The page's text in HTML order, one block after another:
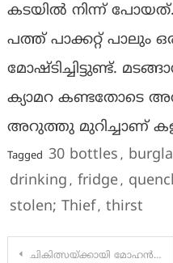
കടയിൽ നിന്ന് പോയത്.
പത്ത് പാക്കറ്റ് പാലും
മോഷ്ടിച്ചിട്ടുണ്ട്.
ക്യാമറ കണ്ടതോടെ
അറുത്തു മുറിച്ചാണ്
Tagged 30 bottles ,
drinking , fridge,
stolen; Thief, thirst
Post
ചികിത്സയ്ക്കായി മോഹൻലാൽ നൽകിയ പണം ബാബുരാജ് അടിച്ചു മാറ്റി: സരിത നായർ